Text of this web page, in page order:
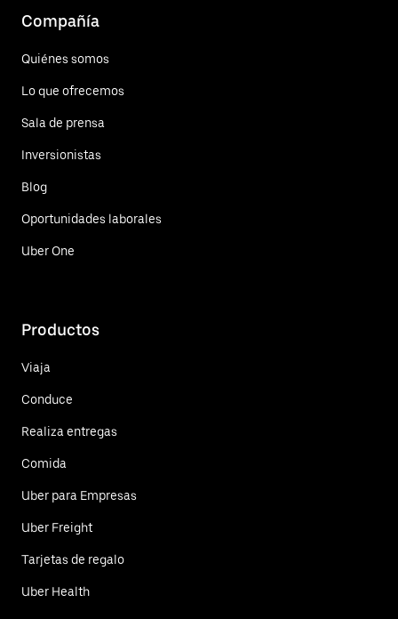
Compañía
Quiénes somos
Lo que ofrecemos
Sala de prensa
Inversionistas
Blog
Oportunidades laborales
Uber One
Productos
Viaja
Conduce
Realiza entregas
Comida
Uber para Empresas
Uber Freight
Tarjetas de regalo
Uber Health